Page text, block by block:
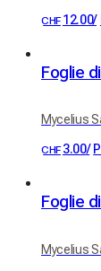
CHF 12.00/
Foglie
Mycelius
CHF 3.00/
Foglie
Mycelius